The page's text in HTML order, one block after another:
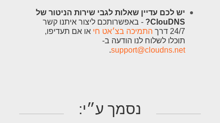
יש לכם עדיין שאלות לגבי שירות הניטור של
ClouDNS?
- באפשרותכם ליצור איתנו קשר
24/7 דרך
התמיכה בצ׳אט חי או אם תעדיפו,
תוכלו לשלוח לנו הודעה ב-
support@cloudns.net
.
נסמך ע״י: